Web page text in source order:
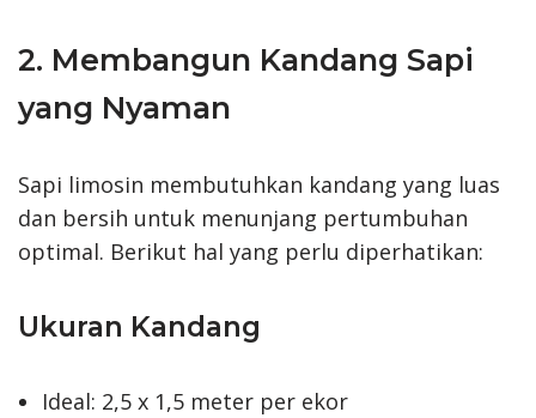
2. Membangun Kandang Sapi
yang Nyaman
Sapi limosin membutuhkan kandang yang luas
dan bersih untuk menunjang pertumbuhan
optimal. Berikut hal yang perlu diperhatikan:
Ukuran Kandang
Ideal: 2,5 x 1,5 meter per ekor